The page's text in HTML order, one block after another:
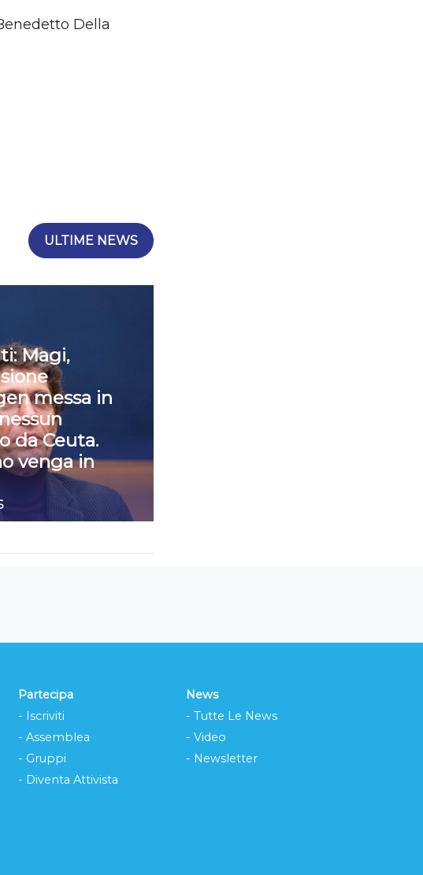
Della
ULTIME NEWS
Magi,
messa in
da Ceuta.
venga in
Partecipa
- Iscriviti
- Assemblea
- Gruppi
- Diventa Attivista
News
- Tutte Le News
- Video
- Newsletter